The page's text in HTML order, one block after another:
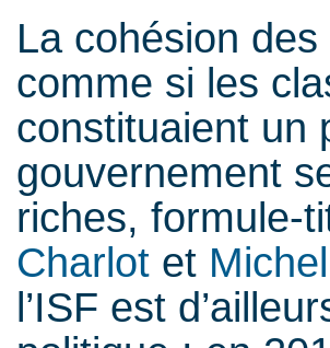
La cohésion
comme si les
constituaient un
gouvernement
riches, formule-
Charlot et
l’ISF est